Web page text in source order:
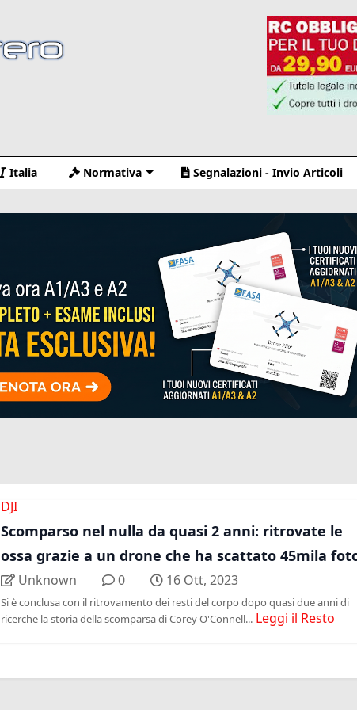
Italia Normativa Segnalazioni - Invio Articoli
DJI
Scomparso nel nulla da quasi 2 anni: ritrovate le
ossa grazie a un drone che ha scattato 45mila
Unknown 0 16 Ott, 2023
Si è conclusa con il ritrovamento dei resti del corpo dopo quasi due anni di
ricerche la storia della scomparsa di Corey O'Connell... Leggi il Resto